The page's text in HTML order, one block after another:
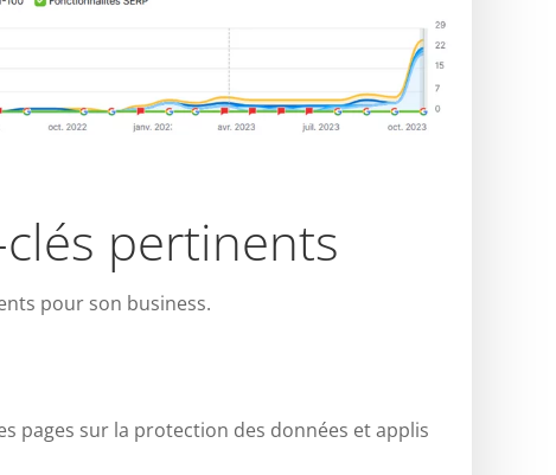
clés pertinents
pour son business.
pages sur la protection des données et applis